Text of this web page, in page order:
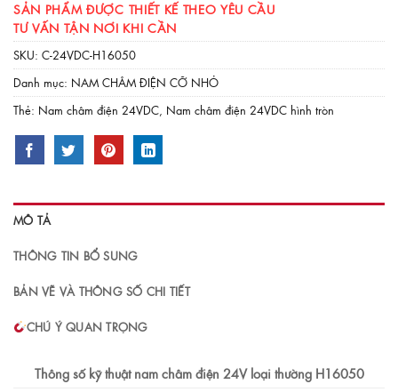
SẢN PHẨM ĐƯỢC THIẾT KẾ THEO YÊU CẦU
TƯ VẤN TẬN NƠI KHI CẦN
SKU: C-24VDC-H16050
Danh mục: NAM CHÂM ĐIỆN CỠ NHỎ
Thẻ: Nam châm điện 24VDC, Nam châm điện 24VDC hình tròn
MÔ TẢ
THÔNG TIN BỔ SUNG
BẢN VẼ VÀ THÔNG SỐ CHI TIẾT
CHÚ Ý QUAN TRỌNG
Thông số kỹ thuật nam châm điện 24V loại thường H16050